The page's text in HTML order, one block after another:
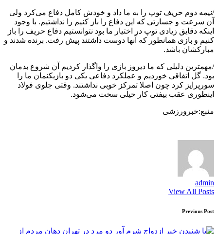
/نیمه دوم حریف توپ را به ما داد و خودش کامل دفاع می‌کرد ولی
آن سرعت و جسارتی که این دفاع را باز کنیم را نداشتیم. با وجود
اینکه دقایق زیادی توپ در اختیار ما بود نتوانستیم دفاع حریف را باز
کنیم و بازی همانطور که آنها دوست داشتند پیش رفت. برنده شدند و
مبارکشان باشد.
/مهمترین دلیلی که ما دیروز بازی را واگذار کردیم آن شروع بدمان
بود. گل اتفاقی خوردیم و عملکرد دفاعی یکی دو بازیکنمان ما را
سورپرایز کرد چون اصلا تمرکز خوبی نداشتند. وقتی جلوی فولاد
اینطوری عقب بیفتی کار خیلی سخت می‌شود.
منبع:خبرورزشی
admin
View All Posts
Post
navigation
Previous Post